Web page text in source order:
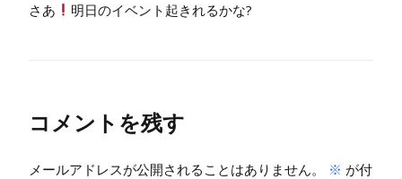
さあ
明日のイベント起きれるかな?
コメントを残す
メールアドレスが公開されることはありません。 ※ が付